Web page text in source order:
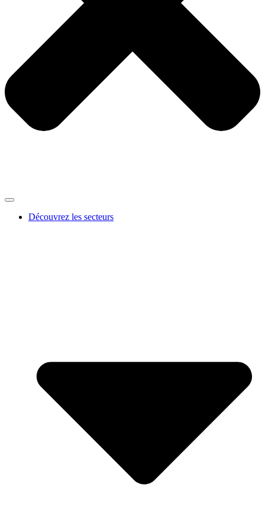
Découvrez les secteurs